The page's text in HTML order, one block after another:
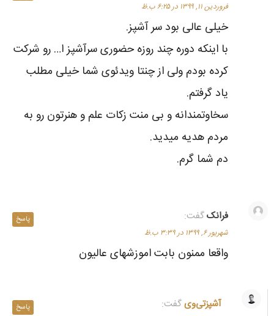
فروردین ۱۱, ۱۳۹۹ در ۶:۲۵ ب.ظ
خیلی عالی بود سر آشپز.
با اینکه دوره چند روزه حضوری سرآشپز ا… رو شرکت
کرده بودم ولی از چنتا ویدئوی شما خیلی مطلب
یاد گرفتم.
سخاوتمندانه و بی منت زکات علم و هنرتون رو به
مردم هدیه میدید.
دم شما گرم.
فرانکگفت:
شهریور ۶, ۱۳۹۹ در ۳:۳۹ ب.ظ
واقعا ممنون بابت اموزشهای عالیون
پاسخ
آشپزتی‌ویگفت: پاسخ